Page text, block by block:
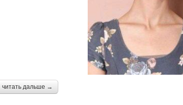
читать дальше →